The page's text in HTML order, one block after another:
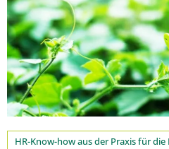
HR-Know-how aus der Praxis für die